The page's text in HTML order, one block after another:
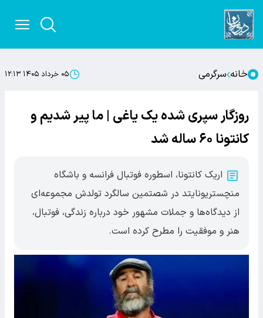
خانه سرگرمی ۰۵ خرداد ۱۴۰۵ ۱۲:۱۳
روزگار سپری شده یک یاغی | ما پیر شدیم و
کانتونا ۶۰ ساله شد
اریک کانتونا، اسطوره فوتبال فرانسه و باشگاه
منچستریونایتد در شصتمین سالگرد تولدش مجموعه‌ای
از دیدگاه‌ها و جملات مشهور خود درباره زندگی، فوتبال،
هنر و موفقیت را مطرح کرده است.